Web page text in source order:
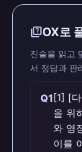
quizOX로
진술을 읽고
서 정답과 판
Q1 [1] [
을 위
와 영
이를